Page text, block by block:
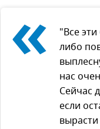
«
"Все
либо
нас
Сейчас
если